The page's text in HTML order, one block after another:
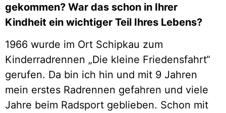
gekommen? War das schon in Ihrer
Kindheit ein wichtiger Teil Ihres Lebens?
1966 wurde im Ort Schipkau zum
Kinderradrennen „Die kleine Friedensfahrt“
gerufen. Da bin ich hin und mit 9 Jahren
mein erstes Radrennen gefahren und viele
Jahre beim Radsport geblieben. Schon mit